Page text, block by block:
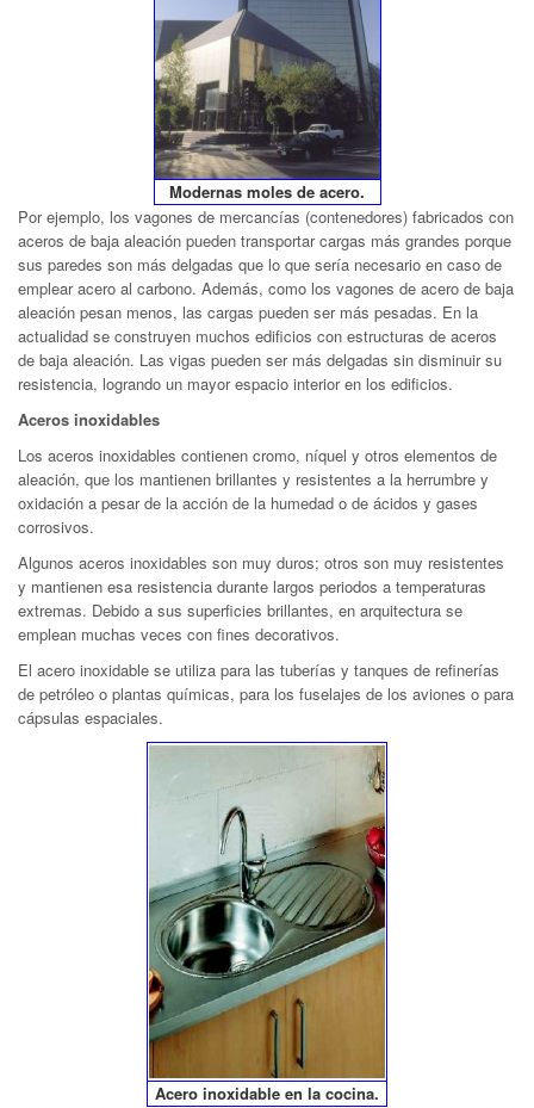
Modernas moles de acero.
Por ejemplo, los vagones de mercancías (contenedores) fabricados con
aceros de baja aleación pueden transportar cargas más grandes porque
sus paredes son más delgadas que lo que sería necesario en caso de
emplear acero al carbono. Además, como los vagones de acero de baja
aleación pesan menos, las cargas pueden ser más pesadas. En la
actualidad se construyen muchos edificios con estructuras de aceros
de baja aleación. Las vigas pueden ser más delgadas sin disminuir su
resistencia, logrando un mayor espacio interior en los edificios.
Aceros inoxidables
Los aceros inoxidables contienen cromo, níquel y otros elementos de
aleación, que los mantienen brillantes y resistentes a la herrumbre y
oxidación a pesar de la acción de la humedad o de ácidos y gases
corrosivos.
Algunos aceros inoxidables son muy duros; otros son muy resistentes
y mantienen esa resistencia durante largos periodos a temperaturas
extremas. Debido a sus superficies brillantes, en arquitectura se
emplean muchas veces con fines decorativos.
El acero inoxidable se utiliza para las tuberías y tanques de refinerías
de petróleo o plantas químicas, para los fuselajes de los aviones o para
cápsulas espaciales.
Acero inoxidable en la cocina.